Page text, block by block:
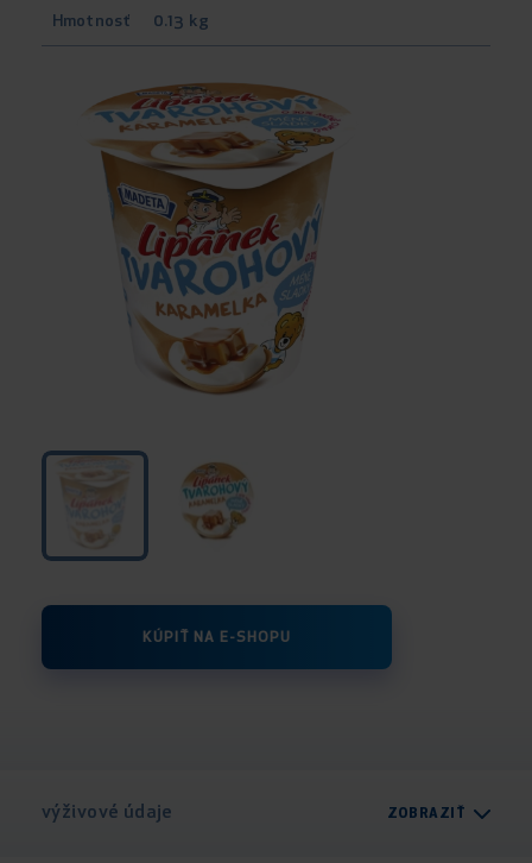
Hmotnosť 0.13 kg
KÚPIŤ NA E-SHOPU
výživové údaje ZOBRAZIŤ